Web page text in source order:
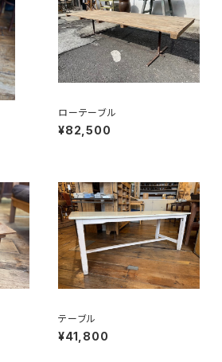
ローテーブル
¥82,500
テーブル
¥41,800